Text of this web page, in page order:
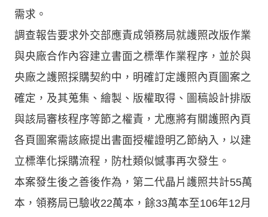
需求。
調查報告要求外交部應責成領務局就護照改版作業
與央廠合作內容建立書面之標準作業程序，並於與
央廠之護照採購契約中，明確訂定護照內頁圖案之
確定，及其蒐集、繪製、版權取得、圖稿設計排版
與該局審核程序等節之權責，尤應將有關護照內頁
各頁圖案需該廠提出書面授權證明乙節納入，以建
立標準化採購流程，防杜類似憾事再次發生。
本案發生後之善後作為，第二代晶片護照共計55萬
本，領務局已驗收22萬本，餘33萬本至106年12月